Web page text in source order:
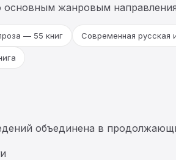
основным жанровым
— 55 книг Современная русская
объединена в